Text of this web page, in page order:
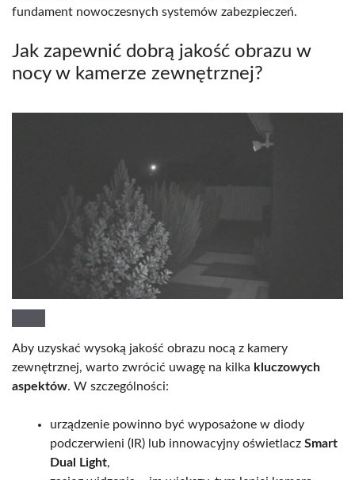
fundament nowoczesnych systemów zabezpieczeń.
Jak zapewnić dobrą jakość obrazu w
nocy w kamerze zewnętrznej?
Aby uzyskać wysoką jakość obrazu nocą z kamery
zewnętrznej, warto zwrócić uwagę na kilka kluczowych
aspektów. W szczególności:
urządzenie powinno być wyposażone w diody
podczerwieni (IR) lub innowacyjny oświetlacz Smart
Dual Light,